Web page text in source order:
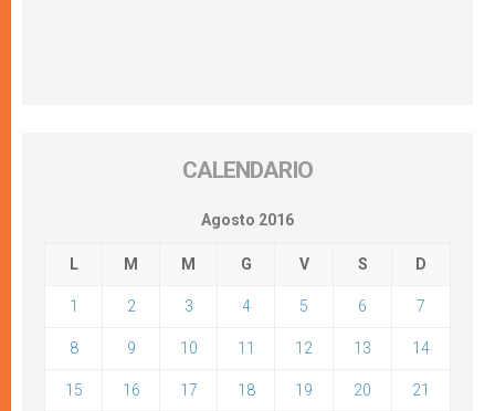
CALENDARIO
Agosto 2016
L M M G V S D
1 2 3 4 5 6 7
8 9 10 11 12 13 14
15 16 17 18 19 20 21